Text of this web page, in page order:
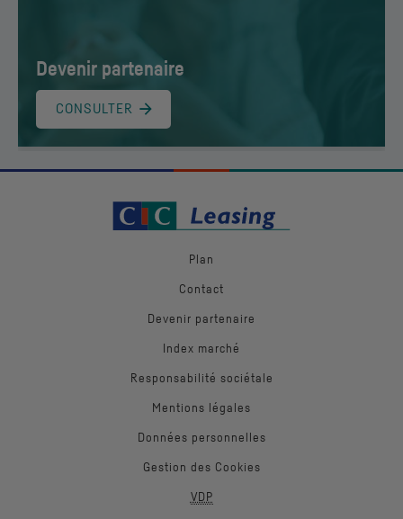
Devenir partenaire
CONSULTER
Plan
Contact
Devenir partenaire
Index marché
Responsabilité sociétale
Mentions légales
Données personnelles
Gestion des Cookies
VDP